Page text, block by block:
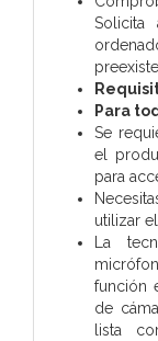
Solicita
Para
Se
el
para
utilizar
La
función
de
lista